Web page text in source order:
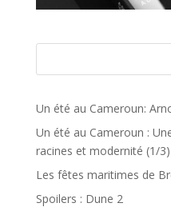
Un été au Cameroun:
Un été au Cameroun :
racines et modernité (1/3)
Les fêtes maritimes de
Spoilers : Dune 2